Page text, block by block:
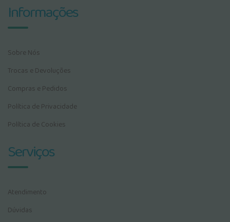
Informações
Sobre Nós
Trocas e Devoluções
Compras e Pedidos
Política de Privacidade
Política de Cookies
Serviços
Atendimento
Dúvidas